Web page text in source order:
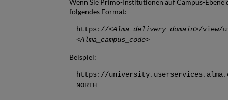
folgendes Format:
https://<Alma delivery domain>/view/
<Alma_campus_code>
Beispiel:
https://
NORTH